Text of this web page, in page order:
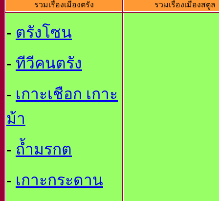
รวมเรื่องเมืองตรัง รวมเรื่องเมืองสตูล
- ตรังโซน
- ทีวีคนตรัง
- เกาะเชือก เกาะ
ม้า
- ถ้ำมรกต
- เกาะกระดาน